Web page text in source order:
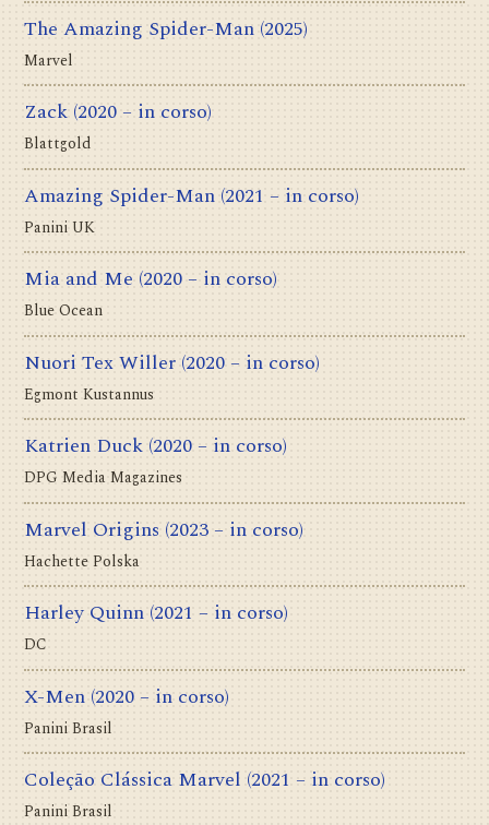
The Amazing Spider-Man (2025)
Marvel
Zack (2020 – in corso)
Blattgold
Amazing Spider-Man (2021 – in corso)
Panini UK
Mia and Me (2020 – in corso)
Blue Ocean
Nuori Tex Willer (2020 – in corso)
Egmont Kustannus
Katrien Duck (2020 – in corso)
DPG Media Magazines
Marvel Origins (2023 – in corso)
Hachette Polska
Harley Quinn (2021 – in corso)
DC
X-Men (2020 – in corso)
Panini Brasil
Coleção Clássica Marvel (2021 – in corso)
Panini Brasil